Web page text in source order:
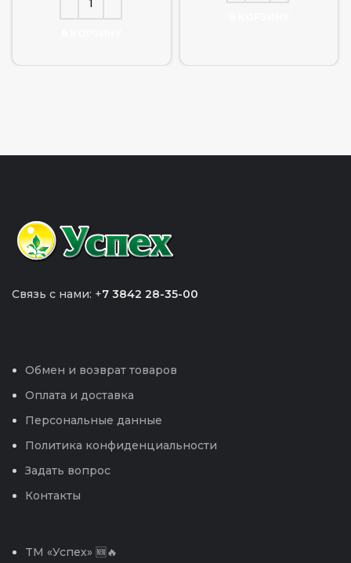
Связь с нами: +7 3842 28-35-00
Обмен и возврат товаров
Оплата и доставка
Персональные данные
Политика конфиденциальности
Задать вопрос
Контакты
TM «Успех» 🆕🔥